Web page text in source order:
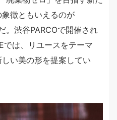
徴ともいえるのが
。渋谷PARCOで開催され
では、リユースをテーマ
い美の形を提案してい